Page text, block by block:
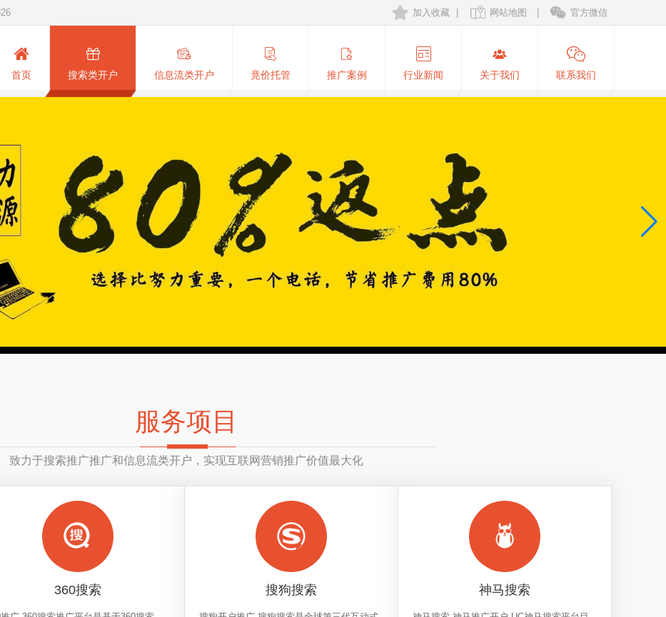
加入收藏 网站地图 官方微信
首页 搜索类开户 信息流类开户 竟价托管 推广案例 行业新闻 关于我们 联系我们
服务项目
致力于搜索推广推广和信息流类开户，实现互联网营销推广价值最大化
360搜索 搜狗搜索 神马搜索